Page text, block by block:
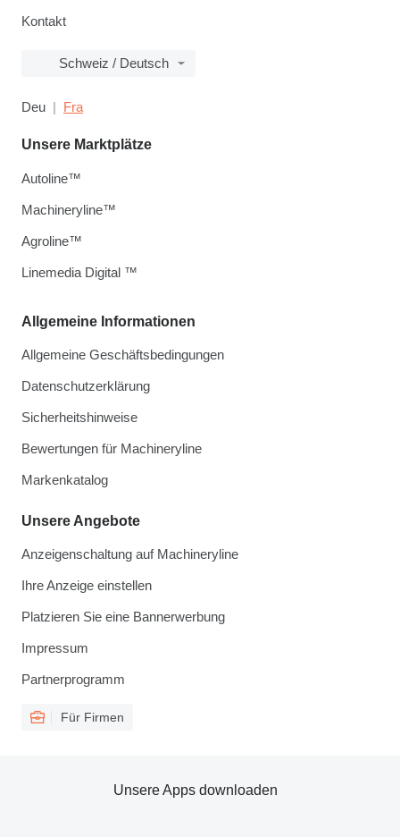
Kontakt
Schweiz / Deutsch
Deu Fra
Allgemeine Informationen
Allgemeine Geschäftsbedingungen
Datenschutzerklärung
Sicherheitshinweise
Bewertungen für Machineryline
Markenkatalog
Unsere Angebote
Anzeigenschaltung auf Machineryline
Ihre Anzeige einstellen
Platzieren Sie eine Bannerwerbung
Impressum
Partnerprogramm
Für Firmen
Unsere Marktplätze
Autoline™
Machineryline™
Agroline™
Linemedia Digital ™
Unsere Apps downloaden